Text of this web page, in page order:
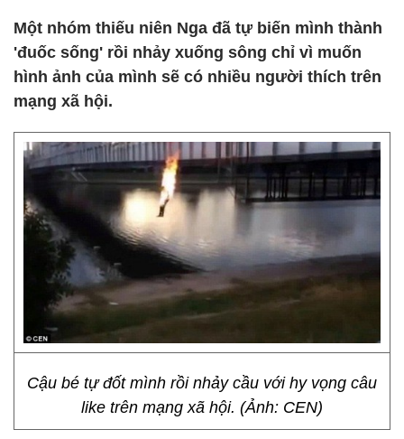
Một nhóm thiếu niên Nga đã tự biến mình thành
'đuốc sống' rồi nhảy xuống sông chỉ vì muốn
hình ảnh của mình sẽ có nhiều người thích trên
mạng xã hội.
Cậu bé tự đốt mình rồi nhảy cầu với hy vọng câu
like trên mạng xã hội. (Ảnh: CEN)